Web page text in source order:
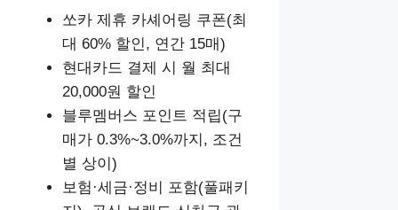
쏘카 제휴 카셰어링 쿠폰(최
대 60% 할인, 연간 15매)
현대카드 결제 시 월 최대
20,000원 할인
블루멤버스 포인트 적립(구
매가 0.3%~3.0%까지, 조건
별 상이)
보험·세금·정비 포함(풀패키